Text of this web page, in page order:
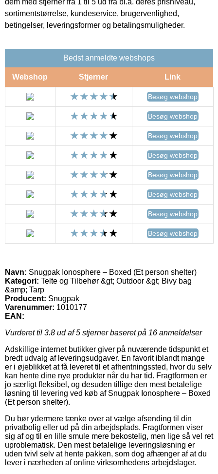
sortimentstørrelse, kundeservice, brugervenlighed,
betingelser, leveringsformer og betalingsmuligheder.
Bedst anmeldte webshops
Webshop Stjerner Link
Besøg webshop
Besøg webshop
Besøg webshop
Besøg webshop
Besøg webshop
Besøg webshop
Besøg webshop
Besøg webshop
Navn: Snugpak Ionosphere – Boxed (Et person shelter)
Kategori: Telte og Tilbehør &gt; Outdoor &gt; Bivy bag
&amp; Tarp
Producent: Snugpak
Varenummer: 1010177
EAN:
Vurderet til 3.8 ud af 5 stjerner baseret på 16 anmeldelser
Adskillige internet butikker giver på nuværende tidspunkt et
bredt udvalg af leveringsudgaver. En favorit iblandt mange
er i øjeblikket at få leveret til et afhentningssted, hvor du selv
kan hente dine nye produkter når du har tid. Fragtformen er
jo særligt fleksibel, og desuden tillige den mest betalelige
løsning til levering ved køb af Snugpak Ionosphere – Boxed
(Et person shelter).
Du bør ydermere tænke over at vælge afsending til din
privatbolig eller ud på din arbejdsplads. Fragtformen viser
sig af og til en lille smule mere bekostelig, men lige så vel ret
uproblematisk. Den mest betalelige leveringsløsning er
uden tvivl selv at hente pakken, som dog afhænger af at du
lever i nærheden af online virksomhedens arbejdslager.